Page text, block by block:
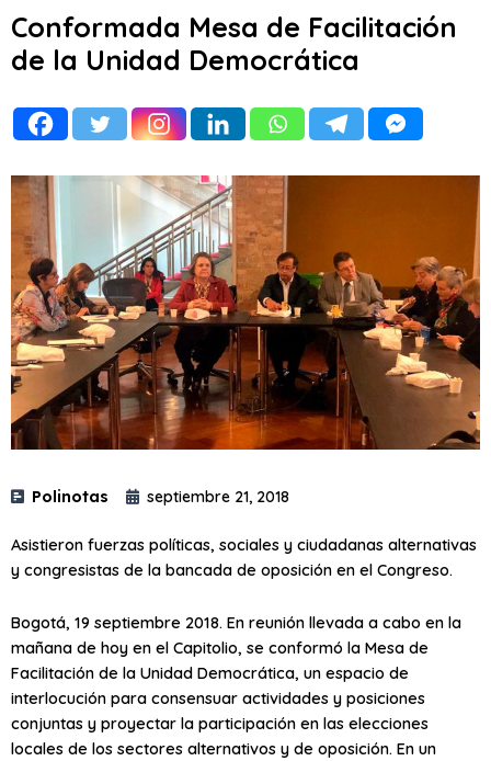
Conformada Mesa de Facilitación
de la Unidad Democrática
Polinotas septiembre 21, 2018
Asistieron fuerzas políticas, sociales y ciudadanas alternativas
y congresistas de la bancada de oposición en el Congreso.
Bogotá, 19 septiembre 2018. En reunión llevada a cabo en la
mañana de hoy en el Capitolio, se conformó la Mesa de
Facilitación de la Unidad Democrática, un espacio de
interlocución para consensuar actividades y posiciones
conjuntas y proyectar la participación en las elecciones
locales de los sectores alternativos y de oposición. En un